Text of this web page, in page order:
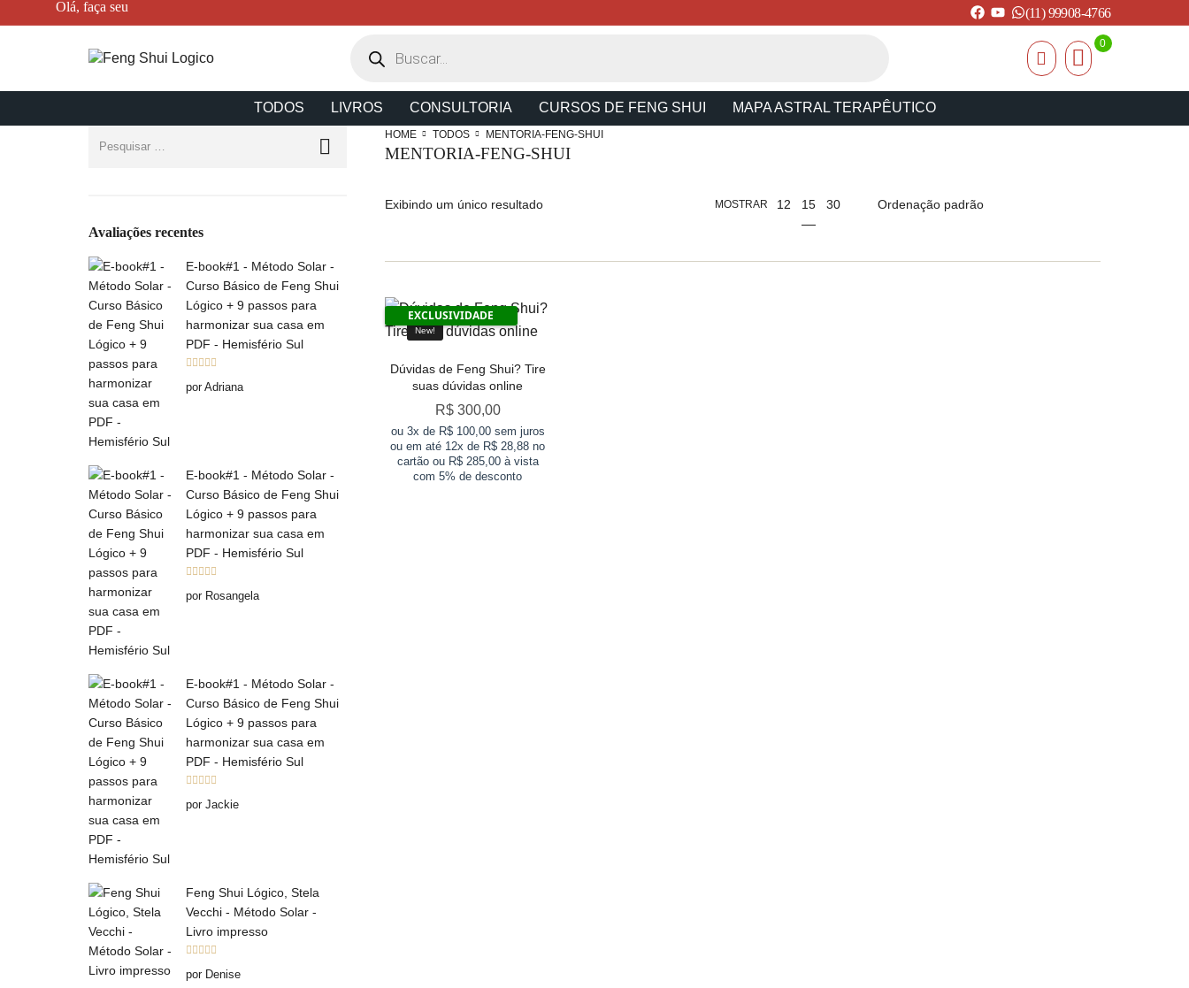
Olá, faça seu (11) 99908-4766
0
TODOS LIVROS CONSULTORIA CURSOS DE FENG SHUI MAPA ASTRAL TERAPÊUTICO
Avaliações recentes
E-book#1 - Método Solar -
Curso Básico de Feng Shui
Lógico + 9 passos para
harmonizar sua casa em
PDF - Hemisfério Sul
de 5
por Adriana
E-book#1 - Método Solar -
Curso Básico de Feng Shui
Lógico + 9 passos para
harmonizar sua casa em
PDF - Hemisfério Sul
de 5
por Rosangela
E-book#1 - Método Solar -
Curso Básico de Feng Shui
Lógico + 9 passos para
harmonizar sua casa em
PDF - Hemisfério Sul
de 5
por Jackie
Feng Shui Lógico, Stela
Vecchi - Método Solar -
Livro impresso
de 5
por Denise
MENTORIA-FENG-SHUI
HOME TODOS MENTORIA-FENG-SHUI
Exibindo um único resultado MOSTRAR 12 15 30
EXCLUSIVIDADE
New!
Dúvidas de Feng Shui? Tire
suas dúvidas online
R$300,00
ou 3x de R$ 100,00 sem juros
ou em até 12x de R$ 28,88 no
cartão ou R$ 285,00 à vista
com 5% de desconto